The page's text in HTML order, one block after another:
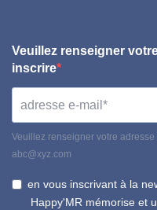
Veuillez renseigner
inscrire
Veuillez renseigner votre
abc@xyz.com
en vous inscrivant à la
Happy'MR mémorise et